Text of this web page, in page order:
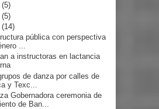
(5)
(5)
(14)
pública con perspectiva
...
a instructoras en lactancia
de danza por calles de
y Texc...
Gobernadora ceremonia de
de Ban...